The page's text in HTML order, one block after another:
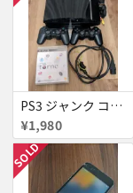
PS3 ジャンク コントローラー付き
¥1,980
SOLD